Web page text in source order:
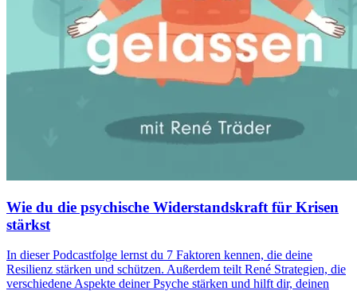
Wie du die psychische Widerstandskraft für Krisen
stärkst
In dieser Podcastfolge lernst du 7 Faktoren kennen, die deine
Resilienz stärken und schützen. Außerdem teilt René Strategien, die
verschiedene Aspekte deiner Psyche stärken und hilft dir, deinen